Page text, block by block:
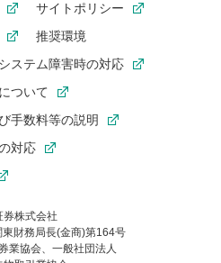
サイトポリシー
推奨環境
システム障害時の対応
ついて
手数料等の説明
対応
券株式会社
東財務局長(金商)第164号
業協会、一般社団法人
員限定の機能です。
からいつでもお気に入りのコンテ